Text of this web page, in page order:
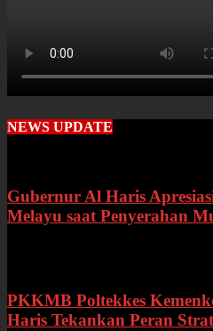
NEWS UPDATE
Gubernur Al Haris
Melayu saat Penyerahan
PKKMB Poltekkes
Haris Tekankan Peran